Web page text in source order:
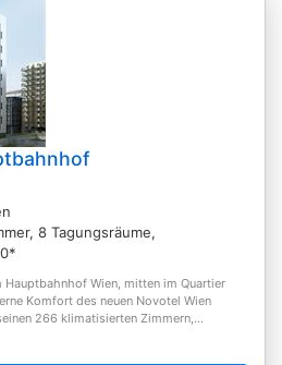
8 Tagungsräume,
Hauptbahnhof Wien, mitten im Quartier
Komfort des neuen Novotel Wien
266 klimatisierten Zimmern,...